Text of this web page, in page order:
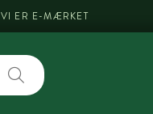
VI ER E-MÆRKET